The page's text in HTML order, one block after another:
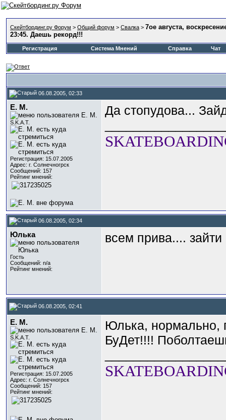
Скейтбординг.ру Форум > Общий форум > Свалка > 7ое августа,
23:45. Даешь рекорд!!!
Регистрация Система Мнений Справка Чат
06.08.2005, 02:33
E. M.
S.K.A.T.
Регистрация: 15.07.2005
Адрес: г. Солнечногрск
Сообщений: 157
Рейтинг мнений:
Да стопудова...
06.08.2005, 02:34
Юлька
Гость
Сообщений: n/a
Рейтинг мнений:
всем прива....
06.08.2005, 02:41
E. M.
S.K.A.T.
Регистрация: 15.07.2005
Адрес: г. Солнечногрск
Сообщений: 157
Рейтинг мнений:
Юлька,
БуДет!!!!